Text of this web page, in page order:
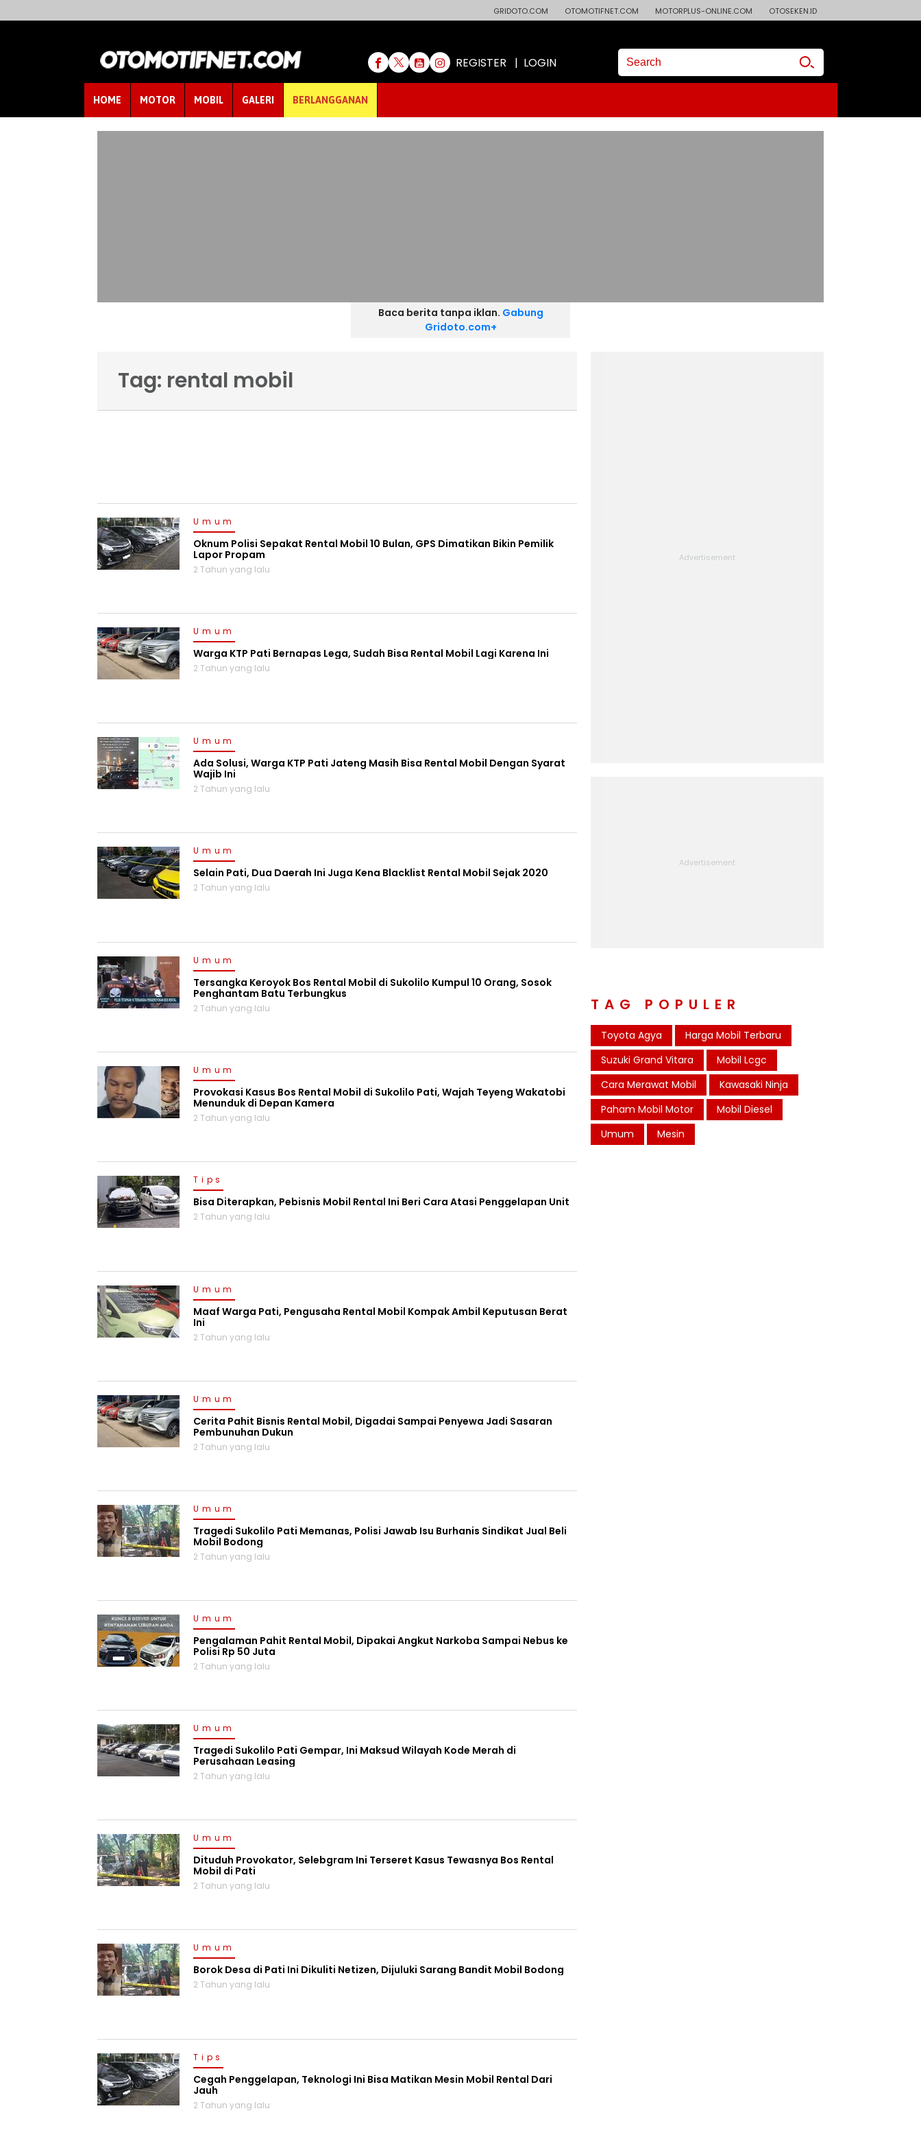
GRIDOTO.COM OTOMOTIFNET.COM MOTORPLUS-ONLINE.COM OTOSEKEN.ID
REGISTER | LOGIN
HOME MOTOR MOBIL GALERI BERLANGGANAN
Baca berita tanpa iklan. Gabung
Gridoto.com+
Tag: rental mobil
Umum
Oknum Polisi Sepakat Rental Mobil 10 Bulan, GPS Dimatikan Bikin Pemilik
Lapor Propam
2 Tahun yang lalu
Umum
Warga KTP Pati Bernapas Lega, Sudah Bisa Rental Mobil Lagi Karena Ini
2 Tahun yang lalu
Umum
Ada Solusi, Warga KTP Pati Jateng Masih Bisa Rental Mobil Dengan Syarat
Wajib Ini
2 Tahun yang lalu
Umum
Selain Pati, Dua Daerah Ini Juga Kena Blacklist Rental Mobil Sejak 2020
2 Tahun yang lalu
Umum
Tersangka Keroyok Bos Rental Mobil di Sukolilo Kumpul 10 Orang, Sosok
Penghantam Batu Terbungkus
2 Tahun yang lalu
Umum
Provokasi Kasus Bos Rental Mobil di Sukolilo Pati, Wajah Teyeng Wakatobi
Menunduk di Depan Kamera
2 Tahun yang lalu
Tips
Bisa Diterapkan, Pebisnis Mobil Rental Ini Beri Cara Atasi Penggelapan Unit
2 Tahun yang lalu
Umum
Maaf Warga Pati, Pengusaha Rental Mobil Kompak Ambil Keputusan Berat
Ini
2 Tahun yang lalu
Umum
Cerita Pahit Bisnis Rental Mobil, Digadai Sampai Penyewa Jadi Sasaran
Pembunuhan Dukun
2 Tahun yang lalu
Umum
Tragedi Sukolilo Pati Memanas, Polisi Jawab Isu Burhanis Sindikat Jual Beli
Mobil Bodong
2 Tahun yang lalu
Umum
Pengalaman Pahit Rental Mobil, Dipakai Angkut Narkoba Sampai Nebus ke
Polisi Rp 50 Juta
2 Tahun yang lalu
Umum
Tragedi Sukolilo Pati Gempar, Ini Maksud Wilayah Kode Merah di
Perusahaan Leasing
2 Tahun yang lalu
Umum
Dituduh Provokator, Selebgram Ini Terseret Kasus Tewasnya Bos Rental
Mobil di Pati
2 Tahun yang lalu
Umum
Borok Desa di Pati Ini Dikuliti Netizen, Dijuluki Sarang Bandit Mobil Bodong
2 Tahun yang lalu
Tips
Cegah Penggelapan, Teknologi Ini Bisa Matikan Mesin Mobil Rental Dari
Jauh
2 Tahun yang lalu
TAG POPULER
Toyota Agya
Harga Mobil Terbaru
Suzuki Grand Vitara
Mobil Lcgc
Cara Merawat Mobil
Kawasaki Ninja
Paham Mobil Motor
Mobil Diesel
Umum
Mesin